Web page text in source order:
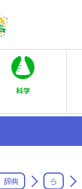
科学
辞典 ら